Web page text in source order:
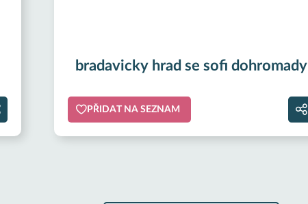
bradavicky hrad se sofi dohromady
PŘIDAT NA SEZNAM